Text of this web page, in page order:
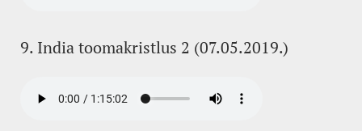
9. India toomakristlus 2 (07.05.2019.)